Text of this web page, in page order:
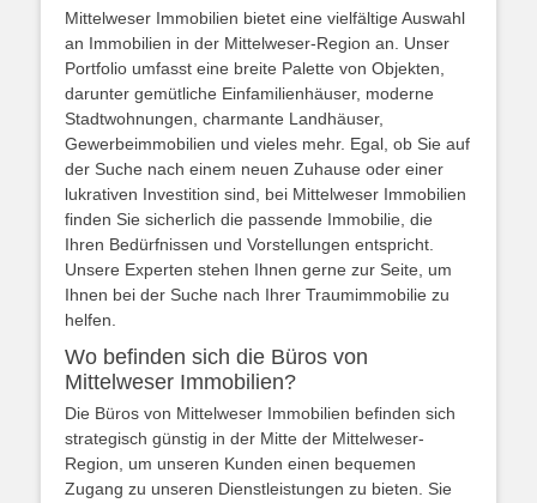
Mittelweser Immobilien bietet eine vielfältige Auswahl
an Immobilien in der Mittelweser-Region an. Unser
Portfolio umfasst eine breite Palette von Objekten,
darunter gemütliche Einfamilienhäuser, moderne
Stadtwohnungen, charmante Landhäuser,
Gewerbeimmobilien und vieles mehr. Egal, ob Sie auf
der Suche nach einem neuen Zuhause oder einer
lukrativen Investition sind, bei Mittelweser Immobilien
finden Sie sicherlich die passende Immobilie, die
Ihren Bedürfnissen und Vorstellungen entspricht.
Unsere Experten stehen Ihnen gerne zur Seite, um
Ihnen bei der Suche nach Ihrer Traumimmobilie zu
helfen.
Wo befinden sich die Büros von
Mittelweser Immobilien?
Die Büros von Mittelweser Immobilien befinden sich
strategisch günstig in der Mitte der Mittelweser-
Region, um unseren Kunden einen bequemen
Zugang zu unseren Dienstleistungen zu bieten. Sie